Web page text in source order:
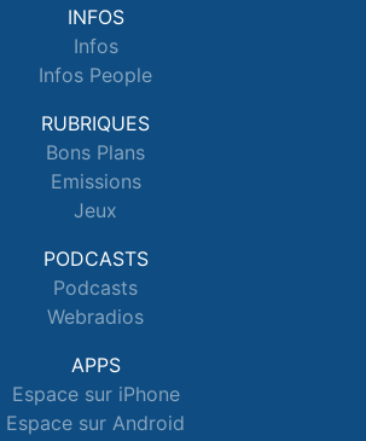
INFOS
Infos
Infos People
RUBRIQUES
Bons Plans
Emissions
Jeux
PODCASTS
Podcasts
Webradios
APPS
Espace sur iPhone
Espace sur Android